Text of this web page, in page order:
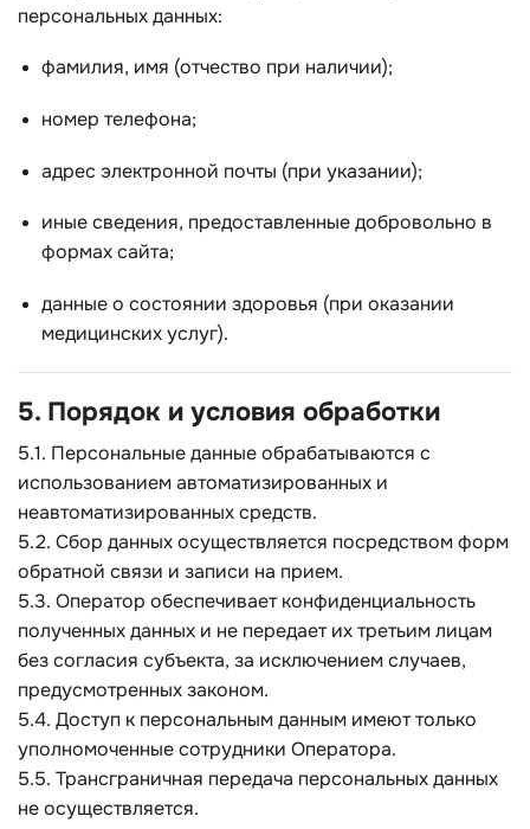
персональных данных:
фамилия, имя (отчество при наличии);
номер телефона;
адрес электронной почты (при указании);
иные сведения, предоставленные добровольно в
формах сайта;
данные о состоянии здоровья (при оказании
медицинских услуг).
5. Порядок и условия обработки
5.1. Персональные данные обрабатываются с
использованием автоматизированных и
неавтоматизированных средств.
5.2. Сбор данных осуществляется посредством форм
обратной связи и записи на прием.
5.3. Оператор обеспечивает конфиденциальность
полученных данных и не передает их третьим лицам
без согласия субъекта, за исключением случаев,
предусмотренных законом.
5.4. Доступ к персональным данным имеют только
уполномоченные сотрудники Оператора.
5.5. Трансграничная передача персональных данных
не осуществляется.